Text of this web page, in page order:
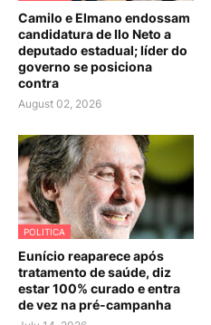
Camilo e Elmano endossam
candidatura de Ilo Neto a
deputado estadual; líder do
governo se posiciona
contra
August 02, 2026
POLITICA
Eunício reaparece após
tratamento de saúde, diz
estar 100% curado e entra
de vez na pré-campanha